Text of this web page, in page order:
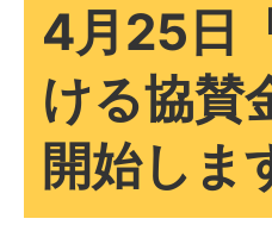
4月25日
ける協賛
開始しま